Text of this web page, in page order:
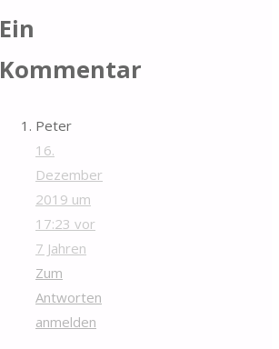
Ein
Kommentar
Peter
16.
Dezember
2019 um
17:23 vor
7 Jahren
Zum
Antworten
anmelden